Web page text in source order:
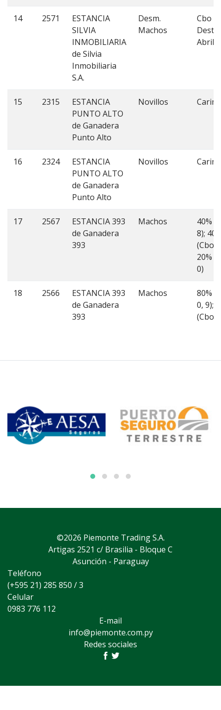
14 2571
ESTANCIA
SILVIA
INMOBILIARIA
de Silvia
Inmobiliaria
S.A.
Desm.
Machos
Cbo 1;
Abril
15 2315
ESTANCIA
PUNTO ALTO
de Ganadera
Punto Alto
Novillos
16 2324
ESTANCIA
PUNTO ALTO
de Ganadera
Punto Alto
Novillos
17 2567
ESTANCIA 393
de Ganadera
393
Machos
40%
8);
(Cbo
20%
0)
18 2566
ESTANCIA 393
de Ganadera
393
Machos
80%
0, 9);
(Cbo
©2026 Piemonte Trading S.A.
Artigas 2521 c/ Brasilia - Bloque C
Asunción - Paraguay
Teléfono
(+595 21) 285 850 / 3
Celular
0983 776 112
E-mail
info@piemonte.com.py
Redes sociales